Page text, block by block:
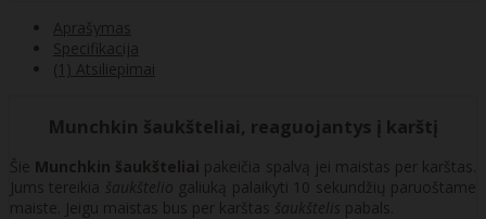
Aprašymas
Specifikacija
(1) Atsiliepimai
Munchkin šaukšteliai, reaguojantys į karštį
Šie Munchkin šaukšteliai pakeičia spalvą jei maistas per karštas.
Jums tereikia šaukštelio galiuką palaikyti 10 sekundžių paruoštame
maiste. Jeigu maistas bus per karštas šaukštelis pabals.